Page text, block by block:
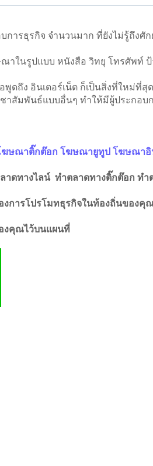
ารธุรกิจ จำนวนมาก ที่ยังไม่รู้ถึงศั
ในรูปแบบ หนังสือ วิทยุ โทรศัพท์
ดถึง อินเตอร์เน็ต ก็เป็นสิ่งที่ใหม่ที่สุ
สัมพันธ์แบบอื่นๆ ทำให้มีผู้ประกอบ
ษณาติ๊กต๊อก โฆษณายูทูป โฆษณาอิ
าดทางไลน์ ทำตลาดทางติ๊กต๊อก ท
การโปรโมทธุรกิจในท้องถิ่นของคุ
งคุณไว้บนแผนที่